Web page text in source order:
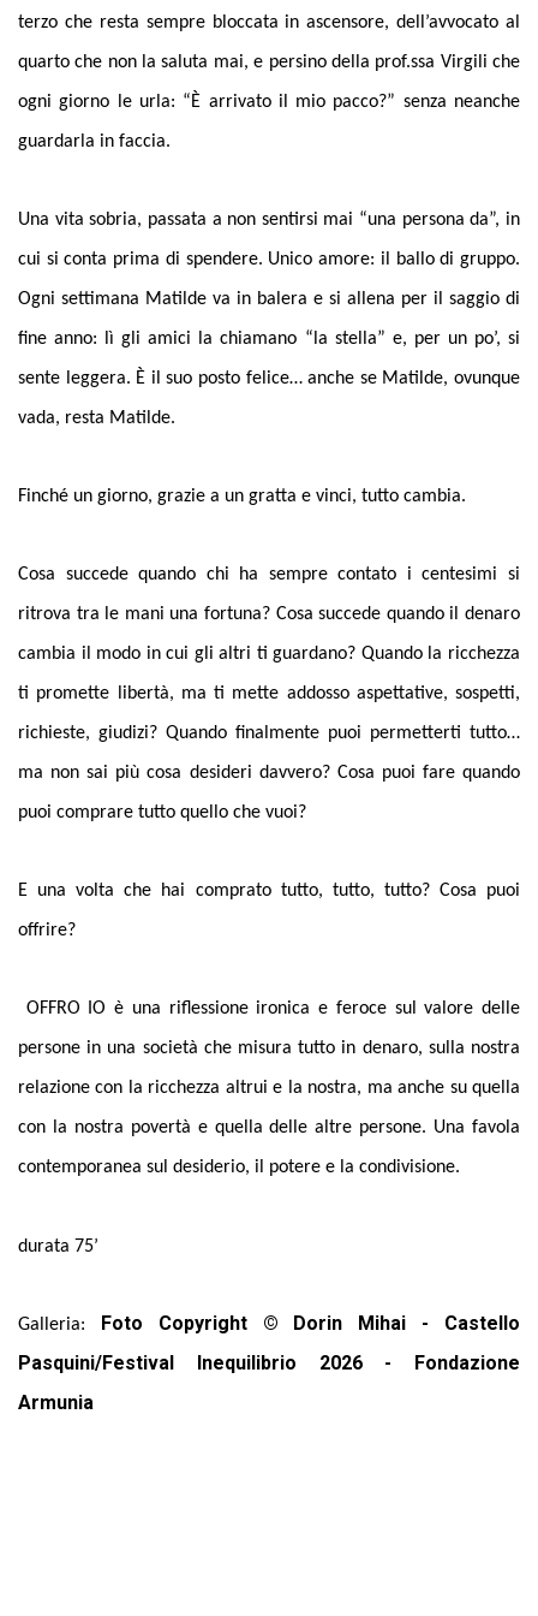
terzo che resta sempre bloccata in ascensore, dell’avvocato al
quarto che non la saluta mai, e persino della prof.ssa Virgili che
ogni giorno le urla: “È arrivato il mio pacco?” senza neanche
guardarla in faccia.
Una vita sobria, passata a non sentirsi mai “una persona da”, in
cui si conta prima di spendere. Unico amore: il ballo di gruppo.
Ogni settimana Matilde va in balera e si allena per il saggio di
fine anno: lì gli amici la chiamano “la stella” e, per un po’, si
sente leggera. È il suo posto felice… anche se Matilde, ovunque
vada, resta Matilde.
Finché un giorno, grazie a un gratta e vinci, tutto cambia.
Cosa succede quando chi ha sempre contato i centesimi si
ritrova tra le mani una fortuna? Cosa succede quando il denaro
cambia il modo in cui gli altri ti guardano? Quando la ricchezza
ti promette libertà, ma ti mette addosso aspettative, sospetti,
richieste, giudizi? Quando finalmente puoi permetterti tutto…
ma non sai più cosa desideri davvero? Cosa puoi fare quando
puoi comprare tutto quello che vuoi?
E una volta che hai comprato tutto, tutto, tutto? Cosa puoi
offrire?
OFFRO IO è una riflessione ironica e feroce sul valore delle
persone in una società che misura tutto in denaro, sulla nostra
relazione con la ricchezza altrui e la nostra, ma anche su quella
con la nostra povertà e quella delle altre persone. Una favola
contemporanea sul desiderio, il potere e la condivisione.
durata 75’
Galleria: Foto Copyright © Dorin Mihai - Castello
Pasquini/Festival Inequilibrio 2026 - Fondazione
Armunia